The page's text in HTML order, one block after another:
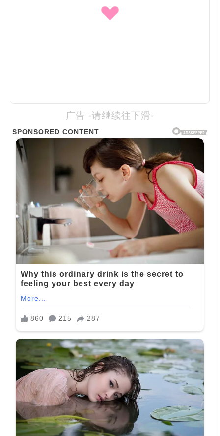
广告 -请继续往下滑-